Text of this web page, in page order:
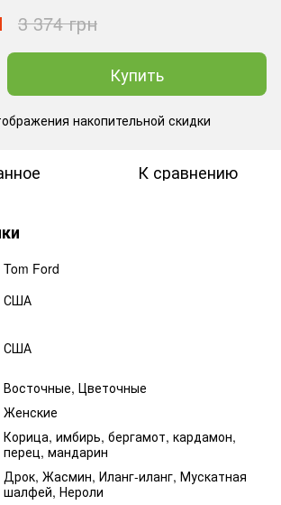
3 374 грн
Купить
накопительной скидки
К сравнению
Tom Ford
США
США
Восточные, Цветочные
Женские
Корица, имбирь, бергамот, кардамон,
перец, мандарин
Дрок, Жасмин, Иланг-иланг, Мускатная
шалфей, Нероли